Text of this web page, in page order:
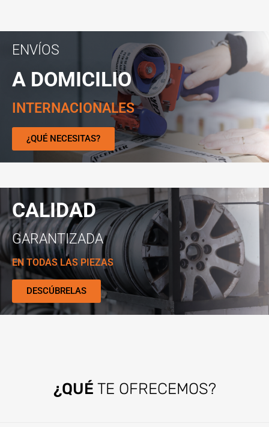
ENVÍOS
A DOMICILIO
INTERNACIONALES
¿QUÉ NECESITAS?
CALIDAD
GARANTIZADA
EN TODAS LAS PIEZAS
DESCÚBRELAS
¿QUÉ TE OFRECEMOS?